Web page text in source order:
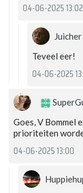
04-06-2025 13:02
Juicher
Teveel eer!
04-06-2025
Goes, V Bommel
prioriteiten
04-06-2025 13:00